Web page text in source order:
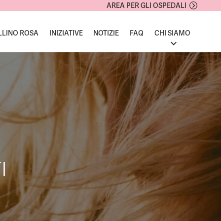
AREA PER GLI OSPEDALI
ROSA INIZIATIVE NOTIZIE FAQ CHI SIAMO